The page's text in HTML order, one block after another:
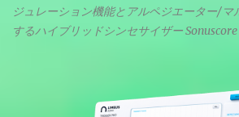
ジュレーション機能とアルペジエーター/マ
するハイブリッドシンセサイザー
えるようになっています。総容量も7GBを
より音色が作りこまれているため、あらか